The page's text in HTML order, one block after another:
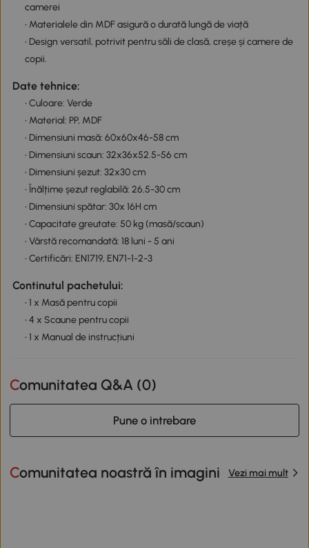
camerei
• Materialele din MDF asigură o durată lungă de viață
• Design versatil, potrivit pentru săli de clasă, creșe și camere de
copii.
Date tehnice:
• Culoare: Verde
• Material: PP, MDF
• Dimensiuni masă: 60x60x46-58 cm
• Dimensiuni scaun: 32x36x52.5-56 cm
• Dimensiuni șezut: 32x30 cm
• Înălțime șezut reglabilă: 26.5-30 cm
• Dimensiuni spătar: 30x 16H cm
• Capacitate greutate: 50 kg (masă/scaun)
• Vârstă recomandată: 18 luni - 5 ani
• Certificări: EN1719, EN71-1-2-3
Continutul pachetului:
• 1 x Masă pentru copii
• 4 x Scaune pentru copii
• 1 x Manual de instrucțiuni
Comunitatea Q&A (0)
Pune o intrebare
Comunitatea noastră în imagini Vezi mai mult